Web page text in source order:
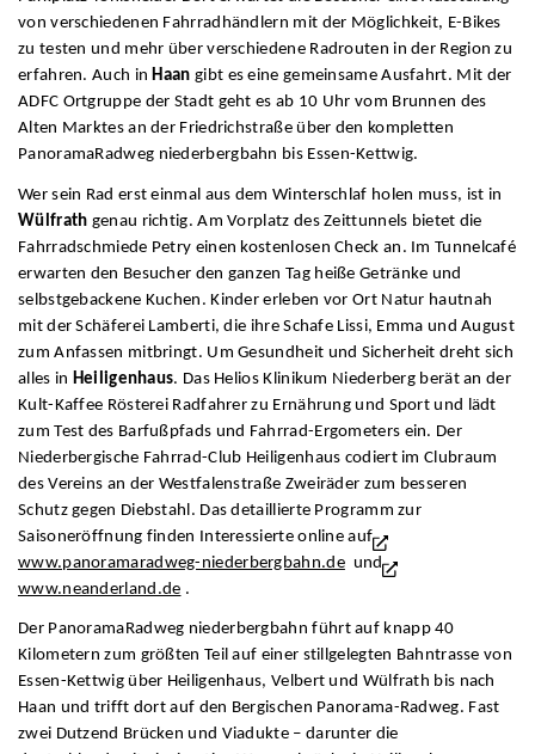
von verschiedenen Fahrradhändlern mit der Möglichkeit, E-Bikes
zu testen und mehr über verschiedene Radrouten in der Region zu
erfahren. Auch inHaan gibt es eine gemeinsame Ausfahrt. Mit der
ADFC Ortgruppe der Stadt geht es ab 10 Uhr vom Brunnen des
Alten Marktes an der Friedrichstraße über den kompletten
PanoramaRadweg niederbergbahn bis Essen-Kettwig.
Wer sein Rad erst einmal aus dem Winterschlaf holen muss, ist in
Wülfrath genau richtig. Am Vorplatz des Zeittunnels bietet die
Fahrradschmiede Petry einen kostenlosen Check an. Im Tunnelcafé
erwarten den Besucher den ganzen Tag heiße Getränke und
selbstgebackene Kuchen. Kinder erleben vor Ort Natur hautnah
mit der Schäferei Lamberti, die ihre Schafe Lissi, Emma und August
zum Anfassen mitbringt. Um Gesundheit und Sicherheit dreht sich
alles in Heiligenhaus. Das Helios Klinikum Niederberg berät an der
Kult-Kaffee Rösterei Radfahrer zu Ernährung und Sport und lädt
zum Test des Barfußpfads und Fahrrad-Ergometers ein. Der
Niederbergische Fahrrad-Club Heiligenhaus codiert im Clubraum
des Vereins an der Westfalenstraße Zweiräder zum besseren
Schutz gegen Diebstahl. Das detaillierte Programm zur
Saisoneröffnung finden Interessierte online auf
www.panoramaradweg-niederbergbahn.deund
www.neanderland.de .
Der PanoramaRadweg niederbergbahn führt auf knapp 40
Kilometern zum größten Teil auf einer stillgelegten Bahntrasse von
Essen-Kettwig über Heiligenhaus, Velbert und Wülfrath bis nach
Haan und trifft dort auf den Bergischen Panorama-Radweg. Fast
zwei Dutzend Brücken und Viadukte – darunter die